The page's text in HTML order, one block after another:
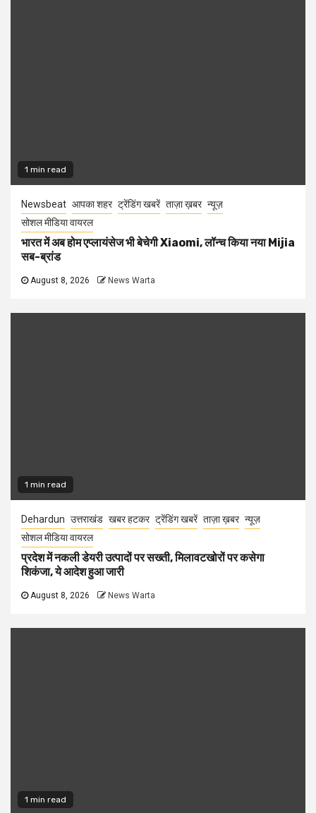
1 min read
Newsbeat आपका शहर ट्रेंडिंग खबरें ताज़ा ख़बर न्यूज़
सोशल मीडिया वायरल
भारत में अब होम एप्लायंसेज भी बेचेगी Xiaomi, लॉन्च किया नया Mijia
सब-ब्रांड
August 8, 2026 News Warta
1 min read
Dehardun उत्तराखंड खबर हटकर ट्रेंडिंग खबरें ताज़ा ख़बर न्यूज़
सोशल मीडिया वायरल
प्रदेश में नकली डेयरी उत्पादों पर सख्ती, मिलावटखोरों पर कसेगा
शिकंजा, ये आदेश हुआ जारी
August 8, 2026 News Warta
1 min read